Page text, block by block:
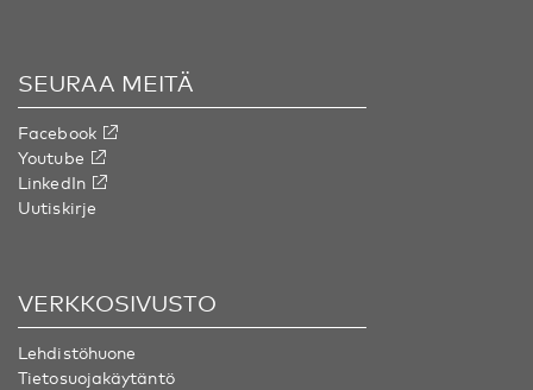
SEURAA MEITÄ
Facebook
Youtube
LinkedIn
Uutiskirje
VERKKOSIVUSTO
Lehdistöhuone
Tietosuojakäytäntö